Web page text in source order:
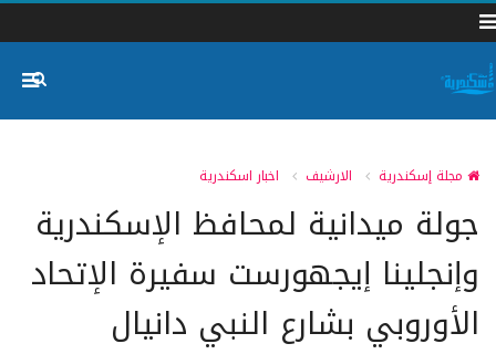
مجلة إسكندرية الارشيف اخبار اسكندرية
جولة ميدانية لمحافظ الإسكندرية
وإنجلينا إيجهورست سفيرة الإتحاد
الأوروبي بشارع النبي دانيال